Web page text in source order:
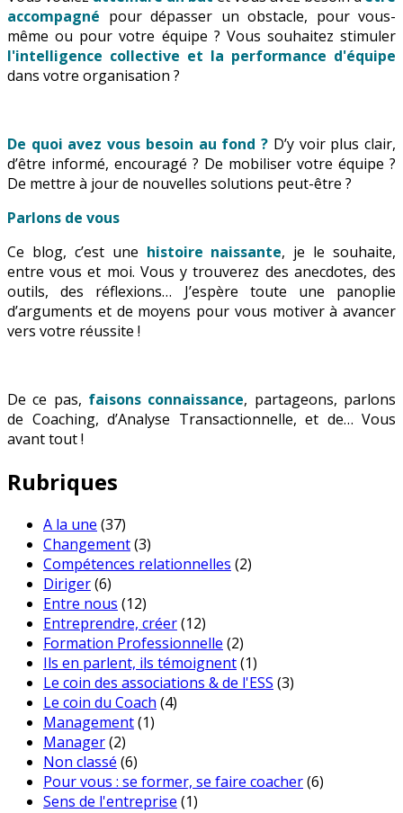
accompagné pour dépasser un obstacle, pour vous-
même ou pour votre équipe ? Vous souhaitez stimuler
l'intelligence collective et la performance d'équipe
dans votre organisation ?
De quoi avez vous besoin au fond ? D’y voir plus clair,
d’être informé, encouragé ? De mobiliser votre équipe ?
De mettre à jour de nouvelles solutions peut-être ?
Parlons de vous
Ce blog, c’est une histoire naissante, je le souhaite,
entre vous et moi. Vous y trouverez des anecdotes, des
outils, des réflexions… J’espère toute une panoplie
d’arguments et de moyens pour vous motiver à avancer
vers votre réussite !
De ce pas, faisons connaissance, partageons, parlons
de Coaching, d’Analyse Transactionnelle, et de… Vous
avant tout !
Rubriques
A la une (37)
Changement(3)
Compétences relationnelles (2)
Diriger(6)
Entre nous (12)
Entreprendre, créer(12)
Formation Professionnelle (2)
Ils en parlent, ils témoignent(1)
Le coin des associations & de l'ESS (3)
Le coin du Coach (4)
Management(1)
Manager(2)
Non classé (6)
Pour vous : se former, se faire coacher(6)
Sens de l'entreprise (1)